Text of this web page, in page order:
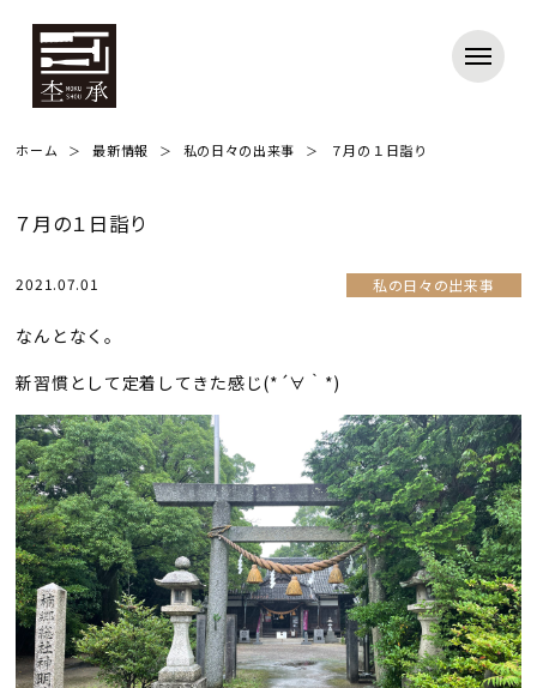
ホーム 最新情報 私の日々の出来事 ７月の１日詣り
７月の１日詣り
2021.07.01 私の日々の出来事
なんとなく。
新習慣として定着してきた感じ(*´∀｀*)